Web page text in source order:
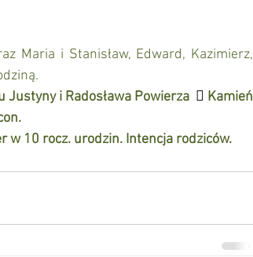
Maria i Stanisław, Edward, Kazimierz,
Justyny i Radosława Powierza  Kamień
w 10 rocz. urodzin. Intencja rodziców.